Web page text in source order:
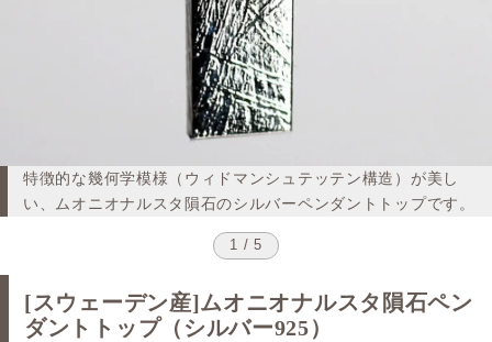
特徴的な幾何学模様（ウィドマンシュテッテン構造）が美し
い、ムオニオナルスタ隕石のシルバーペンダントトップです。
1 / 5
[スウェーデン産]ムオニオナルスタ隕石ペン
ダントトップ（シルバー925）